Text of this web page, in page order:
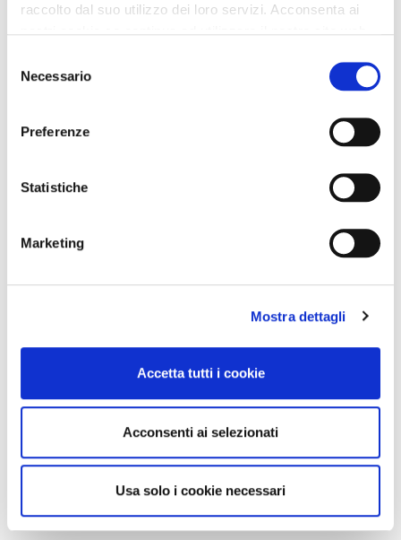
raccolto dal suo utilizzo dei loro servizi. Acconsenta ai
delNecessario
Preferenze
Statistiche
Marketing
Mostra dettagli
Accetta tutti i cookie
Acconsenti ai selezionati
Usa solo i cookie necessari